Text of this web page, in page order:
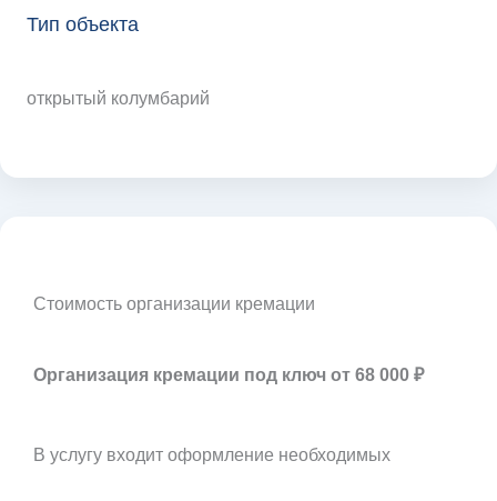
Тип объекта
открытый колумбарий
Стоимость организации кремации
Организация кремации под ключ от 68 000 ₽
В услугу входит оформление необходимых